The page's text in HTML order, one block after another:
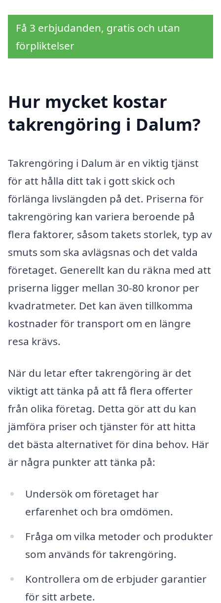
Få 3 erbjudanden, gratis och utan
förpliktelser
Hur mycket kostar
takrengöring i Dalum?
Takrengöring i Dalum är en viktig tjänst
för att hålla ditt tak i gott skick och
förlänga livslängden på det. Priserna för
takrengöring kan variera beroende på
flera faktorer, såsom takets storlek, typ av
smuts som ska avlägsnas och det valda
företaget. Generellt kan du räkna med att
priserna ligger mellan 30-80 kronor per
kvadratmeter. Det kan även tillkomma
kostnader för transport om en längre
resa krävs.
När du letar efter takrengöring är det
viktigt att tänka på att få flera offerter
från olika företag. Detta gör att du kan
jämföra priser och tjänster för att hitta
det bästa alternativet för dina behov. Här
är några punkter att tänka på:
Undersök om företaget har
erfarenhet och bra omdömen.
Fråga om vilka metoder och produkter
som används för takrengöring.
Kontrollera om de erbjuder garantier
för sitt arbete.